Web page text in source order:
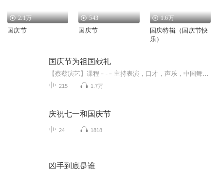
2.1万
国庆节
543
国庆节
1.6万
国庆特辑（国庆节快
乐）
国庆节为祖国献礼
215 1.7万
庆祝七一和国庆节
24 1818
凶手到底是谁